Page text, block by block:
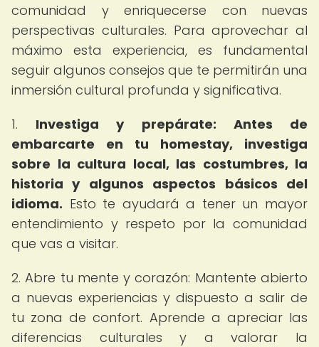
comunidad y enriquecerse con nuevas
perspectivas culturales. Para aprovechar al
máximo esta experiencia, es fundamental
seguir algunos consejos que te permitirán una
inmersión cultural profunda y significativa.
1. Investiga y prepárate: Antes de
embarcarte en tu homestay, investiga
sobre la cultura local, las costumbres, la
historia y algunos aspectos básicos del
idioma. Esto te ayudará a tener un mayor
entendimiento y respeto por la comunidad
que vas a visitar.
2. Abre tu mente y corazón: Mantente abierto
a nuevas experiencias y dispuesto a salir de
tu zona de confort. Aprende a apreciar las
diferencias culturales y a valorar la